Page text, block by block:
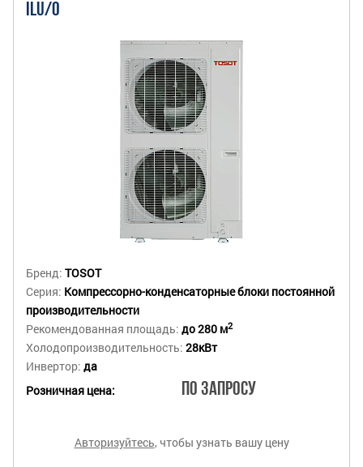
ILU/O
Бренд: TOSOT
Серия: Компрессорно-конденсаторные блоки постоянной
производительности
Рекомендованная площадь: до 280 м2
Холодопроизводительность: 28кВт
Инвертор: да
Розничная цена:
По запросу
Авторизуйтесь, чтобы узнать вашу цену